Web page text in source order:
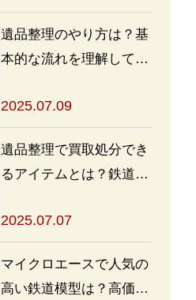
遺品整理のやり方は？基
本的な流れを理解して買
めよう
2025.07.09
遺品整理で買取処分でき
るアイテムとは？鉄道グ
も
2025.07.07
マイクロエースで人気の
高い鉄道模型は？高価買